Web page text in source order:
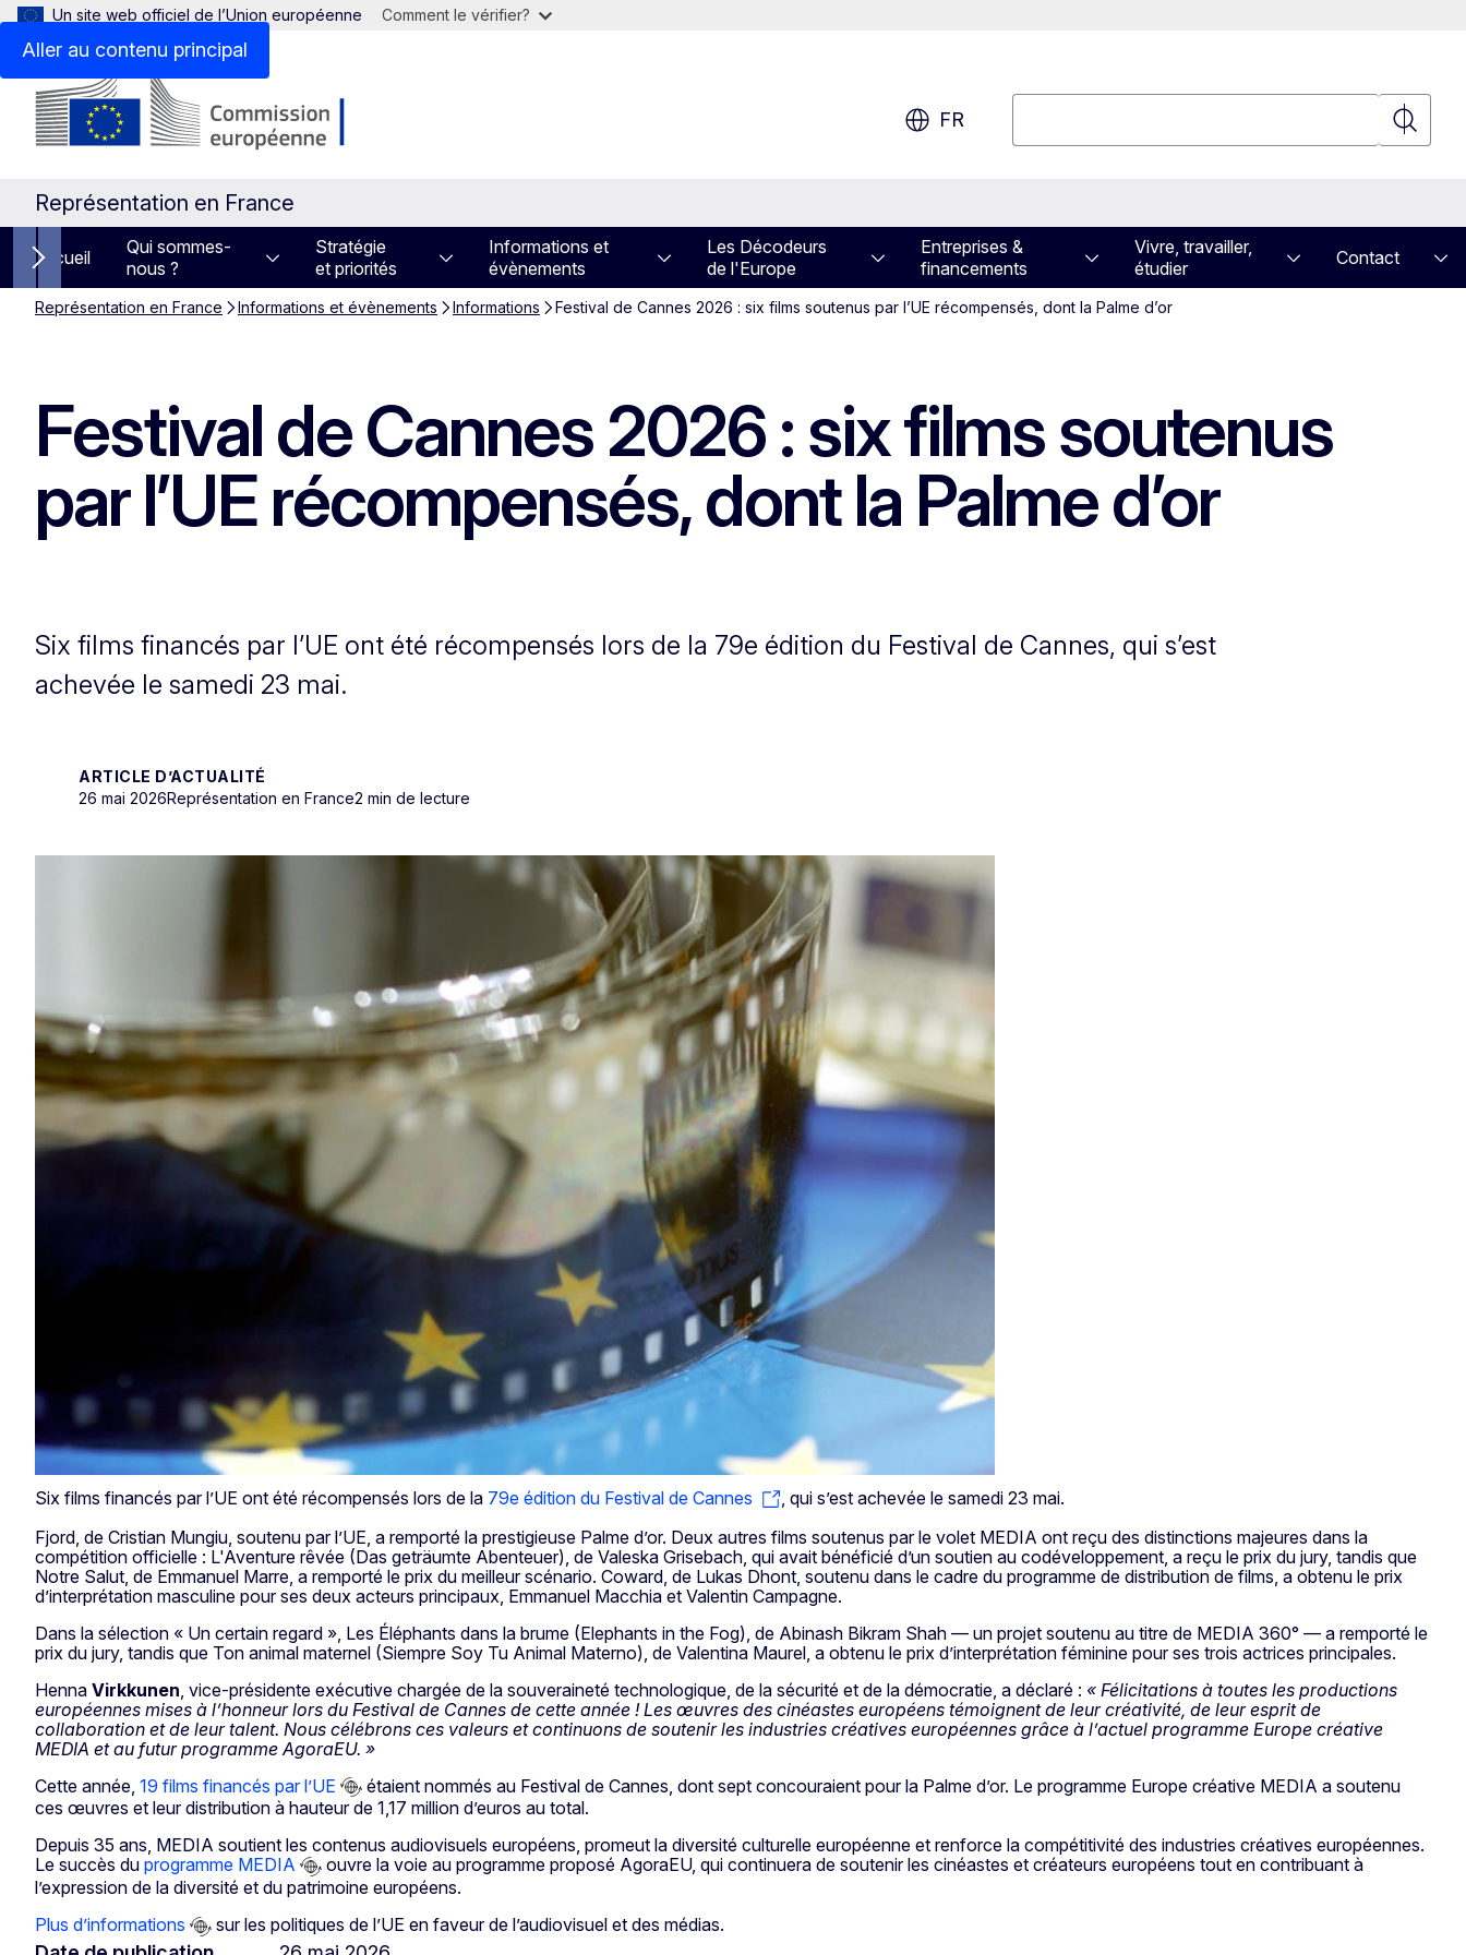
Aller au contenu principal
Un site web officiel de l’Union européenne Comment le vérifier?
FR
Représentation en France
Next items
Accueil
Qui sommes-
nous ?
Stratégie
et priorités
Informations et
évènements
Les Décodeurs
de l'Europe
Entreprises &
financements
Vivre, travailler,
étudier
Contact
Représentation en France Informations et évènements Informations Festival de Cannes 2026 : six films soutenus par l’UE récompensés, dont la Palme d’or
Festival de Cannes 2026 : six films soutenus
par l’UE récompensés, dont la Palme d’or
Six films financés par l’UE ont été récompensés lors de la 79e édition du Festival de Cannes, qui s’est
achevée le samedi 23 mai.
ARTICLE D’ACTUALITÉ
26 mai 2026Représentation en France2 min de lecture
Six films financés par l’UE ont été récompensés lors de la 79e édition du Festival de Cannes
, qui s’est achevée le samedi 23 mai.
Fjord, de Cristian Mungiu, soutenu par l’UE, a remporté la prestigieuse Palme d’or. Deux autres films soutenus par le volet MEDIA ont reçu des distinctions majeures dans la
compétition officielle : L'Aventure rêvée (Das geträumte Abenteuer), de Valeska Grisebach, qui avait bénéficié d’un soutien au codéveloppement, a reçu le prix du jury, tandis que
Notre Salut, de Emmanuel Marre, a remporté le prix du meilleur scénario. Coward, de Lukas Dhont, soutenu dans le cadre du programme de distribution de films, a obtenu le prix
d’interprétation masculine pour ses deux acteurs principaux, Emmanuel Macchia et Valentin Campagne.
Dans la sélection « Un certain regard », Les Éléphants dans la brume (Elephants in the Fog), de Abinash Bikram Shah — un projet soutenu au titre de MEDIA 360° — a remporté le
prix du jury, tandis que Ton animal maternel (Siempre Soy Tu Animal Materno), de Valentina Maurel, a obtenu le prix d’interprétation féminine pour ses trois actrices principales.
Henna Virkkunen , vice-présidente exécutive chargée de la souveraineté technologique, de la sécurité et de la démocratie, a déclaré : « Félicitations à toutes les productions
européennes mises à l’honneur lors du Festival de Cannes de cette année ! Les œuvres des cinéastes européens témoignent de leur créativité, de leur esprit de
collaboration et de leur talent. Nous célébrons ces valeurs et continuons de soutenir les industries créatives européennes grâce à l’actuel programme Europe créative
MEDIA et au futur programme AgoraEU. »
Cette année, 19 films financés par l’UE
étaient nommés au Festival de Cannes, dont sept concouraient pour la Palme d’or. Le programme Europe créative MEDIA a soutenu
ces œuvres et leur distribution à hauteur de 1,17 million d’euros au total.
Depuis 35 ans, MEDIA soutient les contenus audiovisuels européens, promeut la diversité culturelle européenne et renforce la compétitivité des industries créatives européennes.
Le succès du programme MEDIA
ouvre la voie au programme proposé AgoraEU, qui continuera de soutenir les cinéastes et créateurs européens tout en contribuant à
l’expression de la diversité et du patrimoine européens.
Plus d’informations
sur les politiques de l’UE en faveur de l’audiovisuel et des médias.